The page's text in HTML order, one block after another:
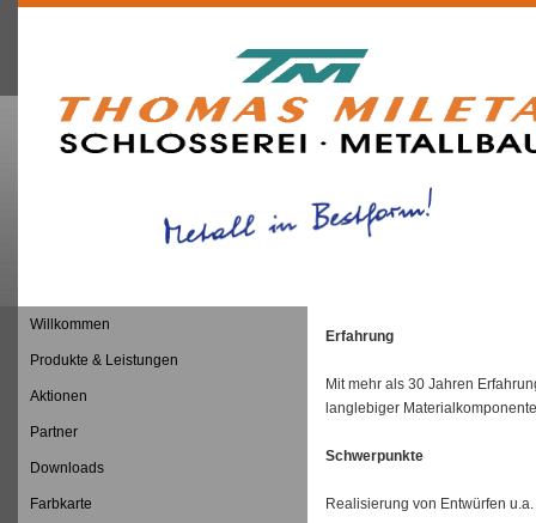
Willkommen
Produkte & Leistungen
Aktionen
Partner
Downloads
Farbkarte
Erfahrung
Mit mehr als 30 Jahren
langlebiger
Schwerpunkte
Realisierung von Entwürfen